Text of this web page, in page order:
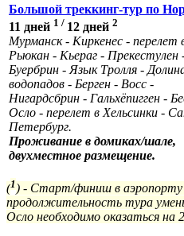
Большой треккинг-тур по
11 дней 1 / 12 дней 2
Мурманск - Киркенес - перелет
Рьюкан - Кьераг - Прекестулен
Буербрин - Язык Тролля -
водопадов - Берген - Восс -
Нигардсбрин - Гальхёпигген -
Осло - перелет в Хельсинки -
Петербург.
Проживание в домиках/шале,
двухместное размещение.
(1 ) - Старт/финиш в аэропорту
продолжительность тура
Осло необходимо оказаться на